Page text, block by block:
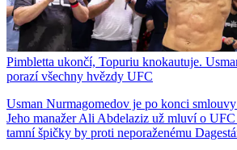
Pimbletta ukončí, Topuriu knokautuje.
porazí všechny hvězdy UFC
Usman Nurmagomedov je po konci
Jeho manažer Ali Abdelaziz už mluví o
tamní špičky by proti neporaženému